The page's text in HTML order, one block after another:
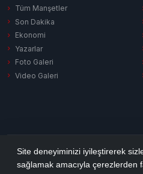
Tüm Manşetler
Son Dakika
Ekonomi
Yazarlar
Foto Galeri
Video Galeri
Gizlilik Politikası KVKK
© 2026 Ezine Pusula.
Site deneyiminizi iyileştirerek
sağlamak amacıyla çerezlerden